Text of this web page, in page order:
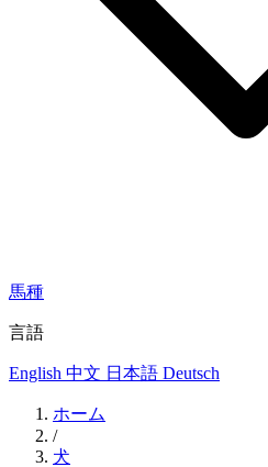
馬種
言語
English 中文 日本語 Deutsch
ホーム
/
犬